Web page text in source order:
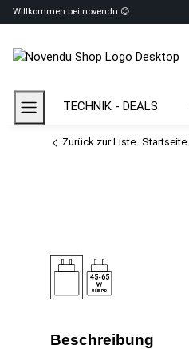
Willkommen bei novendu 😊
TECHNIK - DEALS
Zurück zur Liste Startseite
45-65
USB PD
Beschreibung